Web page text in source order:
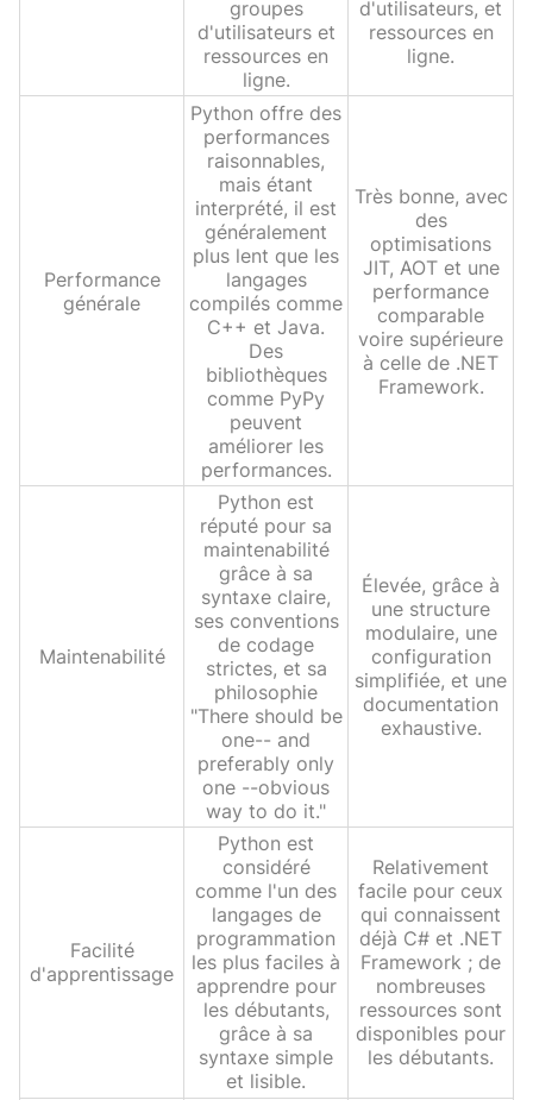
groupes
d'utilisateurs et
ressources en
ligne.
d'utilisateurs, et
ressources en
ligne.
Performance
générale
Python offre des
performances
raisonnables,
mais étant
interprété, il est
généralement
plus lent que les
langages
compilés comme
C++ et Java.
Des
bibliothèques
comme PyPy
peuvent
améliorer les
performances.
Très bonne, avec
des
optimisations
JIT, AOT et une
performance
comparable
voire supérieure
à celle de .NET
Framework.
Maintenabilité
Python est
réputé pour sa
maintenabilité
grâce à sa
syntaxe claire,
ses conventions
de codage
strictes, et sa
philosophie
"There should be
one-- and
preferably only
one --obvious
way to do it."
Élevée, grâce à
une structure
modulaire, une
configuration
simplifiée, et une
documentation
exhaustive.
Facilité
d'apprentissage
Python est
considéré
comme l'un des
langages de
programmation
les plus faciles à
apprendre pour
les débutants,
grâce à sa
syntaxe simple
et lisible.
Relativement
facile pour ceux
qui connaissent
déjà C# et .NET
Framework ; de
nombreuses
ressources sont
disponibles pour
les débutants.